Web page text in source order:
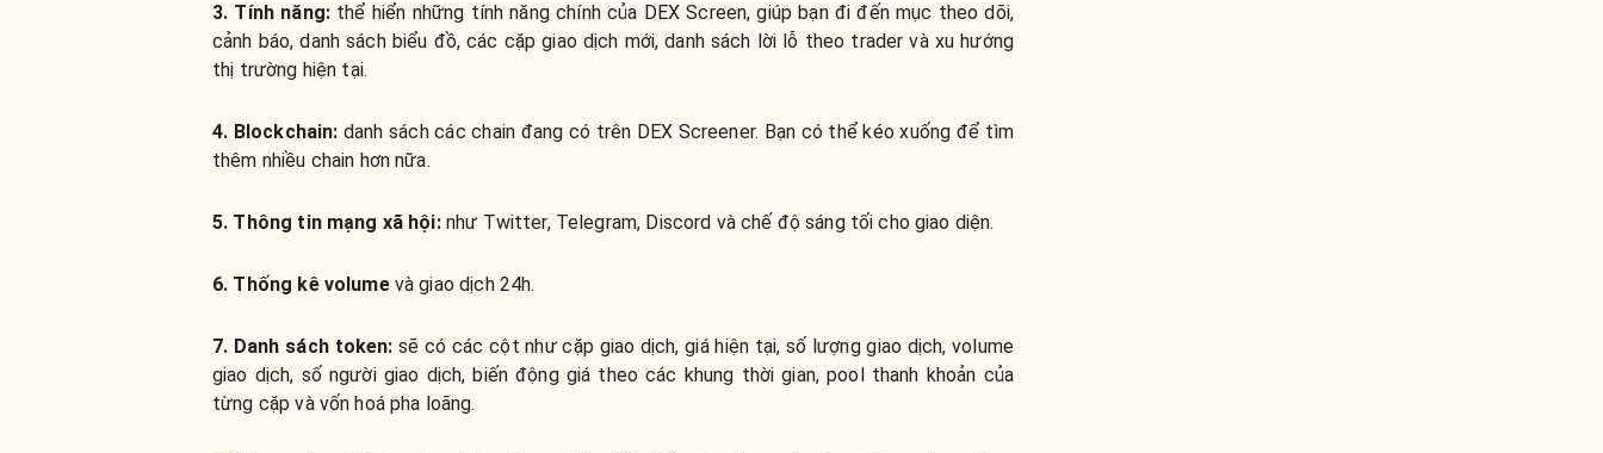
3. Tính năng: thể hiển những tính năng chính của DEX Screen, giúp bạn đi đến mục theo dõi,
cảnh báo, danh sách biểu đồ, các cặp giao dịch mới, danh sách lời lỗ theo trader và xu hướng
thị trường hiện tại.
4. Blockchain: danh sách các chain đang có trên DEX Screener. Bạn có thể kéo xuống để tìm
thêm nhiều chain hơn nữa.
5. Thông tin mạng xã hội:như Twitter, Telegram, Discord và chế độ sáng tối cho giao diện.
6. Thống kê volume và giao dịch 24h.
7. Danh sách token: sẽ có các cột như cặp giao dịch, giá hiện tại, số lượng giao dịch, volume
giao dịch, số người giao dịch, biến động giá theo các khung thời gian, pool thanh khoản của
từng cặp và vốn hoá pha loãng.